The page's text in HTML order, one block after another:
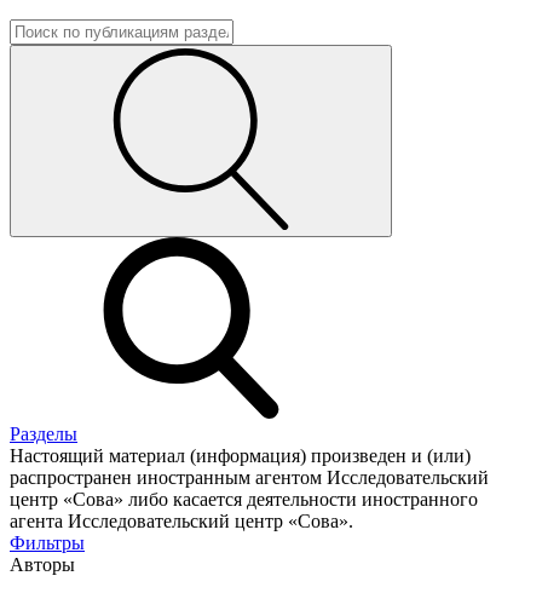
Разделы
Настоящий материал (информация) произведен и (или)
распространен иностранным агентом Исследовательский
центр «Сова» либо касается деятельности иностранного
агента Исследовательский центр «Сова».
Фильтры
Авторы